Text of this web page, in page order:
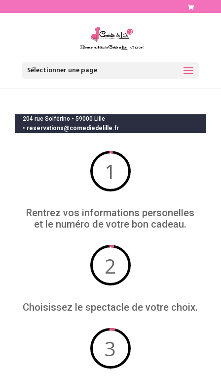
Sélectionner une page
204 rue Solférino - 59000 Lille
• reservations@comediedelille.fr
1
Rentrez vos informations personelles
et le numéro de votre bon cadeau.
2
Choisissez le spectacle de votre choix.
3